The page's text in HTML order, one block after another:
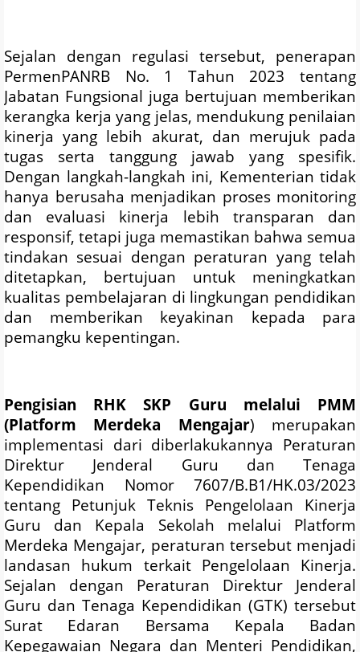
Sejalan dengan regulasi tersebut, penerapan
PermenPANRB No. 1 Tahun 2023 tentang
Jabatan Fungsional juga bertujuan memberikan
kerangka kerja yang jelas, mendukung penilaian
kinerja yang lebih akurat, dan merujuk pada
tugas serta tanggung jawab yang spesifik.
Dengan langkah-langkah ini, Kementerian tidak
hanya berusaha menjadikan proses monitoring
dan evaluasi kinerja lebih transparan dan
responsif, tetapi juga memastikan bahwa semua
tindakan sesuai dengan peraturan yang telah
ditetapkan, bertujuan untuk meningkatkan
kualitas pembelajaran di lingkungan pendidikan
dan memberikan keyakinan kepada para
pemangku kepentingan.
Pengisian RHK SKP Guru melalui PMM
(Platform Merdeka Mengajar) merupakan
implementasi dari diberlakukannya Peraturan
Direktur Jenderal Guru dan Tenaga
Kependidikan Nomor 7607/B.B1/HK.03/2023
tentang Petunjuk Teknis Pengelolaan Kinerja
Guru dan Kepala Sekolah melalui Platform
Merdeka Mengajar, peraturan tersebut menjadi
landasan hukum terkait Pengelolaan Kinerja.
Sejalan dengan Peraturan Direktur Jenderal
Guru dan Tenaga Kependidikan (GTK) tersebut
Surat Edaran Bersama Kepala Badan
Kepegawaian Negara dan Menteri Pendidikan,